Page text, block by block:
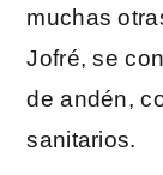
muchas
Jofré, se
de andén,
sanitarios.